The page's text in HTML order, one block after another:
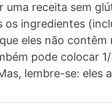
uma receita sem
os ingredientes
eles não
pode colocar
lembre-se: eles